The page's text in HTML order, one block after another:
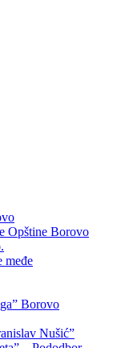
Opštine Borovo
međe
Borovo
Nušić”